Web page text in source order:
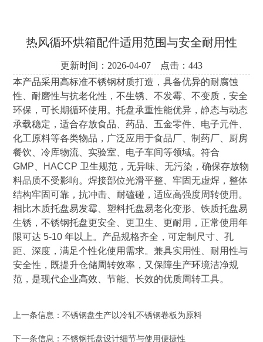
心
程
案
例
新
闻
中
心
服
务
中
心
联
们
热风循环烘箱配件适用范围与安全耐用性
更新时间：2026-04-07 点击：443
本产品采用高标准不锈钢材质打造，具备优异的耐腐蚀
性、耐磨性与抗老化性，不生锈、不发霉、不变质，安全
环保，可长期循环使用。托盘承重性能优异，静态与动态
承载稳定，适合存放食品、药品、五金零件、电子元件、
化工原料等各类物品，广泛应用于食品厂、制药厂、厨房
餐饮、冷库物流、实验室、电子车间等领域。符合
GMP、HACCP 卫生规范，无异味、无污染，确保存放物
料品质不受影响。焊接部位光滑平整、牢固无虚焊，整体
结构牢固可靠，抗冲击、耐磕碰，适应高强度周转使用。
相比木质托盘易发霉、塑料托盘易老化变形、铁质托盘易
生锈，不锈钢托盘更安全、更卫生、更耐用，正常使用年
限可达 5-10 年以上。产品规格齐全，可定制尺寸、孔
距、深度，满足个性化使用需求。兼具实用性、耐用性与
安全性，既提升仓储周转效率，又保障生产环境洁净规
范，是现代企业高效、节能、长效的优质周转工具。
上一条信息：不锈钢盘生产以冷轧不锈钢卷板为原料
下一条信息：不锈钢托盘设计细节与使用便捷性